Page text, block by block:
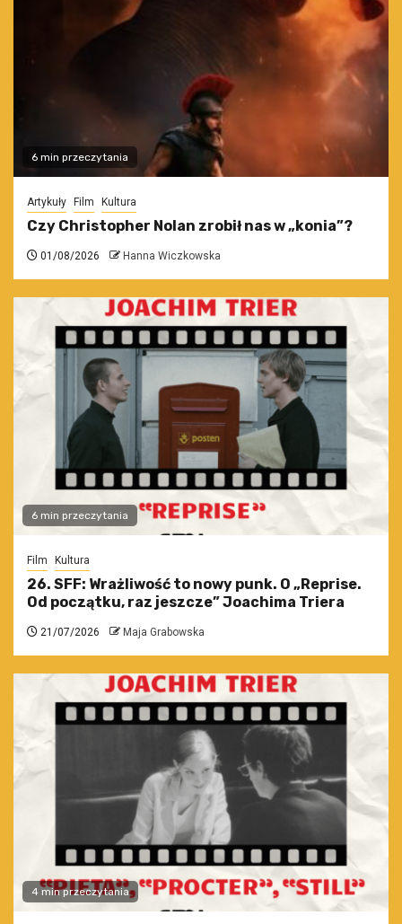
6 min przeczytania
Artykuły Film Kultura
Czy Christopher Nolan zrobił nas w „konia”?
01/08/2026 Hanna Wiczkowska
6 min przeczytania
Film Kultura
26. SFF: Wrażliwość to nowy punk. O „Reprise.
Od początku, raz jeszcze” Joachima Triera
21/07/2026 Maja Grabowska
4 min przeczytania